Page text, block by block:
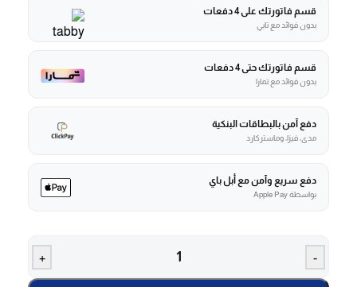
قسم فاتورتك على 4 دفعات
بدون فوائد مع تابي
قسم فاتورتك حتى 4 دفعات
بدون فوائد مع تمارا
دفع آمن بالبطاقات البنكية
مدى، فيزا، وماستركارد
دفع سريع وآمن مع أبل باي
بواسطة Apple Pay
-
+